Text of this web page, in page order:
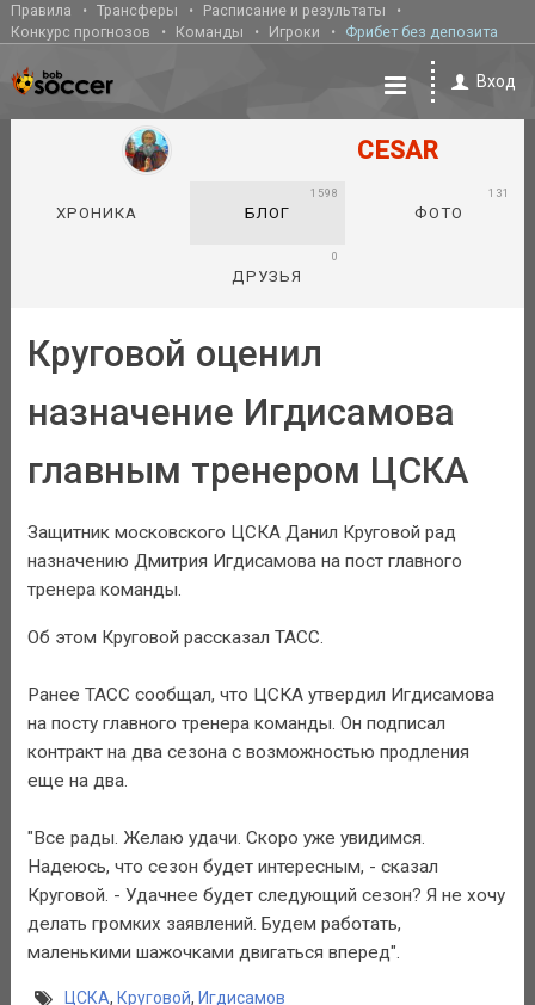
Правила Трансферы
Расписание и результаты
Конкурс прогнозов
Команды Игроки Фрибет без депозита
Вход
CESAR
ХРОНИКА БЛОГ
1598
ФОТО
131
ДРУЗЬЯ
0
Круговой оценил
назначение Игдисамова
главным тренером ЦСКА
Защитник московского ЦСКА Данил Круговой рад
назначению Дмитрия Игдисамова на пост главного
тренера команды.
Об этом Круговой рассказал ТАСС.
Ранее ТАСС сообщал, что ЦСКА утвердил Игдисамова
на посту главного тренера команды. Он подписал
контракт на два сезона с возможностью продления
еще на два.
"Все рады. Желаю удачи. Скоро уже увидимся.
Надеюсь, что сезон будет интересным, - сказал
Круговой. - Удачнее будет следующий сезон? Я не хочу
делать громких заявлений. Будем работать,
маленькими шажочками двигаться вперед".
ЦСКА, Круговой, Игдисамов